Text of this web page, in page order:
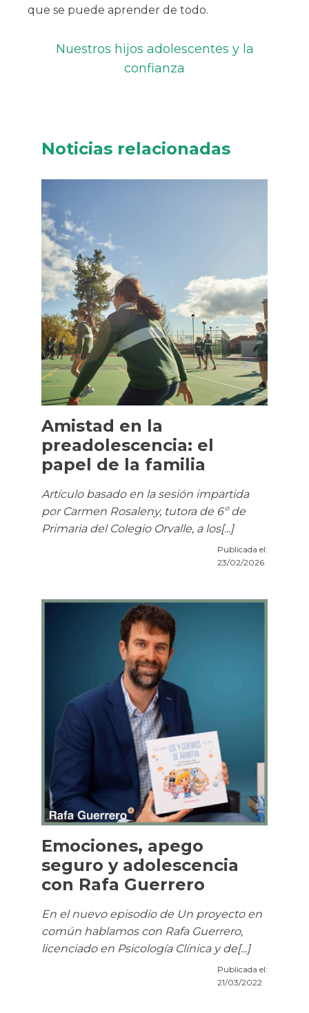
que se puede aprender de todo.
Nuestros hijos adolescentes y la
confianza
Noticias relacionadas
Amistad en la
preadolescencia: el
papel de la familia
Artículo basado en la sesión impartida
por Carmen Rosaleny, tutora de 6º de
Primaria del Colegio Orvalle, a los[...]
Publicada el:
23/02/2026
Emociones, apego
seguro y adolescencia
con Rafa Guerrero
En el nuevo episodio de Un proyecto en
común hablamos con Rafa Guerrero,
licenciado en Psicología Clínica y de[...]
Publicada el:
21/03/2022